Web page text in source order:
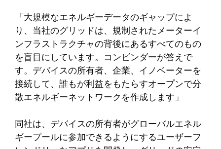
「大規模なエネルギーデータのギャップによ
り、当社のグリッドは、規制されたメーターイ
ンフラストラクチャの背後にあるすべてのもの
を盲目にしています。コンビンダーが答えで
す。デバイスの所有者、企業、イノベーターを
接続して、誰もが利益をもたらすオープンで分
散エネルギーネットワークを作成します」
同社は、デバイスの所有者がグローバルエネル
ギープールに参加できるようにするユーザーフ